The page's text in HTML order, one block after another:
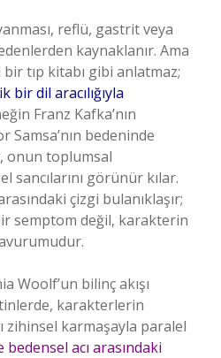
reflü, gastrit veya
kaynaklanır. Ama
tıp kitabı gibi anlatmaz;
bir dil aracılığıyla
Franz Kafka’nın
Samsa’nın bedeninde
onun toplumsal
sancılarını görünür kılar.
çizgi bulanıklaşır;
semptom değil, karakterin
Woolf’un bilinç akışı
karakterlerin
zihinsel karmaşayla paralel
bedensel acı arasındaki